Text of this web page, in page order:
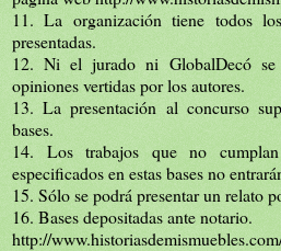
11. La organización tiene todos
presentadas.
12. Ni el jurado ni GlobalDecó se
opiniones vertidas por los autores.
13. La presentación al concurso
bases.
14. Los trabajos que no
especificados en estas bases no
15. Sólo se podrá presentar un relato
16. Bases depositadas ante notario.
http://